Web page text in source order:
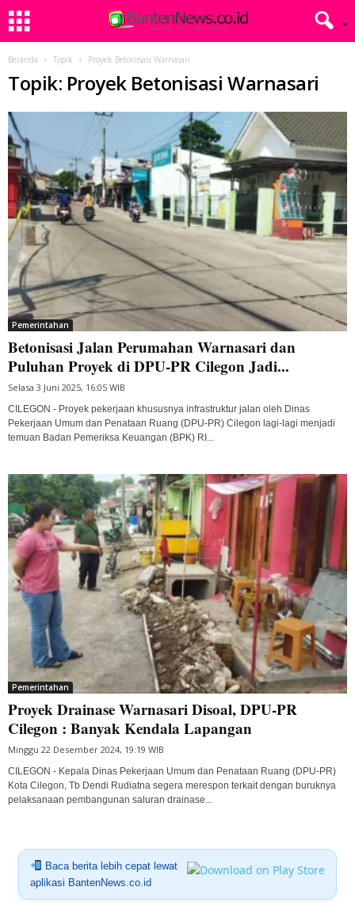
Beranda Topik Proyek Betonisasi Warnasari
Topik: Proyek Betonisasi Warnasari
Pemerintahan
Betonisasi Jalan Perumahan Warnasari dan
Puluhan Proyek di DPU-PR Cilegon Jadi...
Selasa 3 Juni 2025, 16:05 WIB
CILEGON - Proyek pekerjaan khususnya infrastruktur jalan oleh Dinas
Pekerjaan Umum dan Penataan Ruang (DPU-PR) Cilegon lagi-lagi menjadi
temuan Badan Pemeriksa Keuangan (BPK) RI...
Pemerintahan
Proyek Drainase Warnasari Disoal, DPU-PR
Cilegon : Banyak Kendala Lapangan
Minggu 22 Desember 2024, 19:19 WIB
CILEGON - Kepala Dinas Pekerjaan Umum dan Penataan Ruang (DPU-PR)
Kota Cilegon, Tb Dendi Rudiatna segera merespon terkait dengan buruknya
pelaksanaan pembangunan saluran drainase...
Baca berita lebih cepat lewat
aplikasi BantenNews.co.id